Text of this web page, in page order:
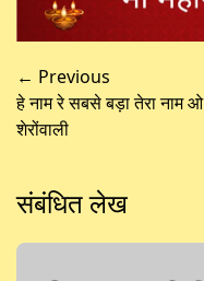
← Previous
हे नाम रे सबसे बड़ा तेरा नाम ओ
शेरोंवाली
संबंधित लेख